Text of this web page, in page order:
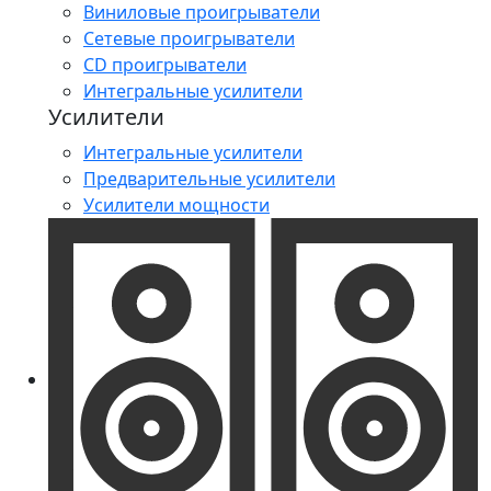
Виниловые проигрыватели
Сетевые проигрыватели
CD проигрыватели
Интегральные усилители
Усилители
Интегральные усилители
Предварительные усилители
Усилители мощности